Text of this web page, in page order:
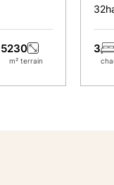
5230
m² terrain
3